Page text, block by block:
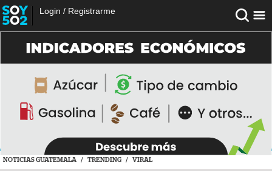
Login / Registrarme
NOTICIAS GUATEMALA / TRENDING / VIRAL